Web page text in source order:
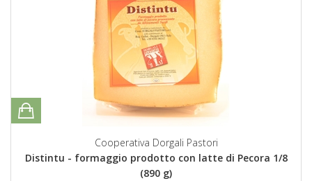
Cooperativa Dorgali Pastori
Distintu - formaggio prodotto con latte di Pecora 1/8
(890 g)